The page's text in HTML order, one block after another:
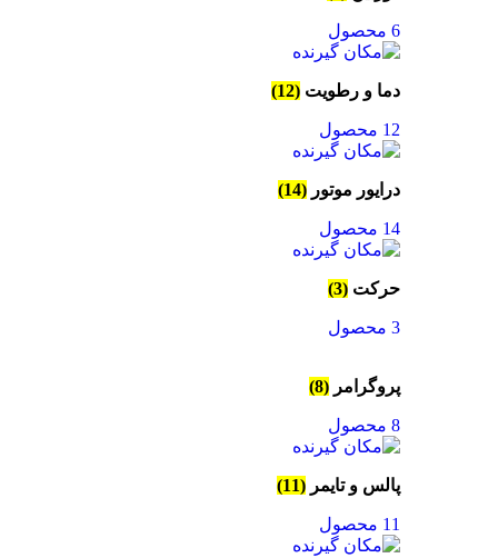
6 محصول
دما و رطویت (12)
12 محصول
درایور موتور (14)
14 محصول
حرکت (3)
3 محصول
پروگرامر (8)
8 محصول
پالس و تایمر (11)
11 محصول